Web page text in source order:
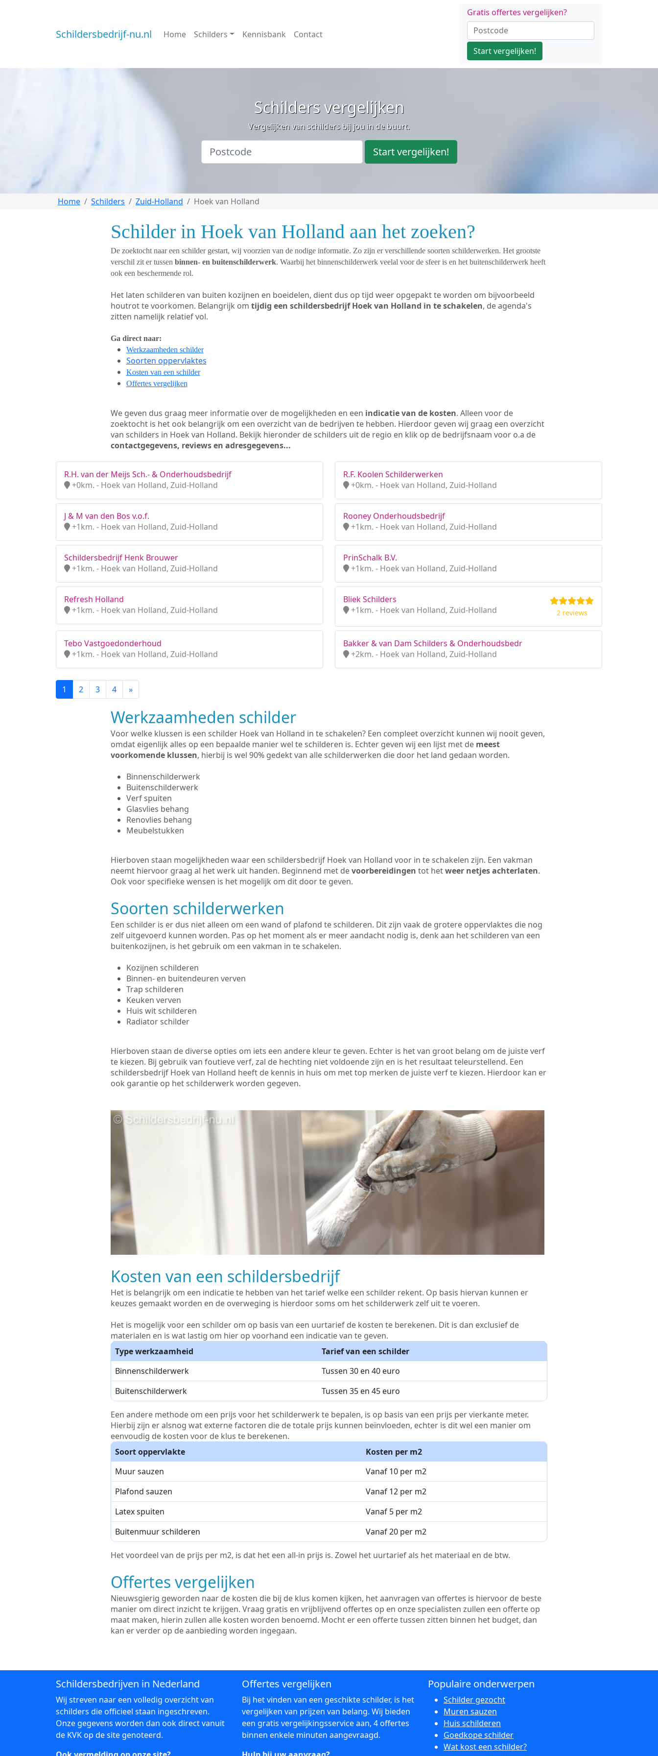
Schildersbedrijf-nu.nl Home Schilders Kennisbank Contact
Gratis offertes vergelijken?
Start vergelijken!
Schilders vergelijken
Vergelijken van schilders bij jou in de buurt.
Start vergelijken!
Home Schilders Zuid-Holland Hoek van Holland
Schilder in Hoek van Holland aan het zoeken?
De zoektocht naar een schilder gestart, wij voorzien van de nodige informatie. Zo zijn er verschillende soorten schilderwerken. Het grootste
verschil zit er tussen binnen- en buitenschilderwerk. Waarbij het binnenschilderwerk veelal voor de sfeer is en het buitenschilderwerk heeft
ook een beschermende rol.
Het laten schilderen van buiten kozijnen en boeidelen, dient dus op tijd weer opgepakt te worden om bijvoorbeeld
houtrot te voorkomen. Belangrijk om tijdig een schildersbedrijf Hoek van Holland in te schakelen, de agenda's
zitten namelijk relatief vol.
Ga direct naar:
Werkzaamheden schilder
Soorten oppervlaktes
Kosten van een schilder
Offertes vergelijken
We geven dus graag meer informatie over de mogelijkheden en een indicatie van de kosten. Alleen voor de
zoektocht is het ook belangrijk om een overzicht van de bedrijven te hebben. Hierdoor geven wij graag een overzicht
van schilders in Hoek van Holland. Bekijk hieronder de schilders uit de regio en klik op de bedrijfsnaam voor o.a de
contactgegevens, reviews en adresgegevens...
R.H. van der Meijs Sch.- & Onderhoudsbedrijf
+0km. - Hoek van Holland, Zuid-Holland
R.F. Koolen Schilderwerken
+0km. - Hoek van Holland, Zuid-Holland
J & M van den Bos v.o.f.
+1km. - Hoek van Holland, Zuid-Holland
Rooney Onderhoudsbedrijf
+1km. - Hoek van Holland, Zuid-Holland
Schildersbedrijf Henk Brouwer
+1km. - Hoek van Holland, Zuid-Holland
PrinSchalk B.V.
+1km. - Hoek van Holland, Zuid-Holland
Refresh Holland
+1km. - Hoek van Holland, Zuid-Holland
Bliek Schilders
+1km. - Hoek van Holland, Zuid-Holland
2 reviews
Tebo Vastgoedonderhoud
+1km. - Hoek van Holland, Zuid-Holland
Bakker & van Dam Schilders & Onderhoudsbedr
+2km. - Hoek van Holland, Zuid-Holland
1 2 3 4 »
Werkzaamheden schilder
Voor welke klussen is een schilder Hoek van Holland in te schakelen? Een compleet overzicht kunnen wij nooit geven,
omdat eigenlijk alles op een bepaalde manier wel te schilderen is. Echter geven wij een lijst met de meest
voorkomende klussen, hierbij is wel 90% gedekt van alle schilderwerken die door het land gedaan worden.
Binnenschilderwerk
Buitenschilderwerk
Verf spuiten
Glasvlies behang
Renovlies behang
Meubelstukken
Hierboven staan mogelijkheden waar een schildersbedrijf Hoek van Holland voor in te schakelen zijn. Een vakman
neemt hiervoor graag al het werk uit handen. Beginnend met devoorbereidingen tot hetweer netjes achterlaten.
Ook voor specifieke wensen is het mogelijk om dit door te geven.
Soorten schilderwerken
Een schilder is er dus niet alleen om een wand of plafond te schilderen. Dit zijn vaak de grotere oppervlaktes die nog
zelf uitgevoerd kunnen worden. Pas op het moment als er meer aandacht nodig is, denk aan het schilderen van een
buitenkozijnen, is het gebruik om een vakman in te schakelen.
Kozijnen schilderen
Binnen- en buitendeuren verven
Trap schilderen
Keuken verven
Huis wit schilderen
Radiator schilder
Hierboven staan de diverse opties om iets een andere kleur te geven. Echter is het van groot belang om de juiste verf
te kiezen. Bij gebruik van foutieve verf, zal de hechting niet voldoende zijn en is het resultaat teleurstellend. Een
schildersbedrijf Hoek van Holland heeft de kennis in huis om met top merken de juiste verf te kiezen. Hierdoor kan er
ook garantie op het schilderwerk worden gegeven.
Kosten van een schildersbedrijf
Het is belangrijk om een indicatie te hebben van het tarief welke een schilder rekent. Op basis hiervan kunnen er
keuzes gemaakt worden en de overweging is hierdoor soms om het schilderwerk zelf uit te voeren.
Het is mogelijk voor een schilder om op basis van een uurtarief de kosten te berekenen. Dit is dan exclusief de
materialen en is wat lastig om hier op voorhand een indicatie van te geven.
Type werkzaamheid
Tarief van een schilder
Binnenschilderwerk
Tussen 30 en 40 euro
Buitenschilderwerk
Tussen 35 en 45 euro
Een andere methode om een prijs voor het schilderwerk te bepalen, is op basis van een prijs per vierkante meter.
Hierbij zijn er alsnog wat externe factoren die de totale prijs kunnen beïnvloeden, echter is dit wel een manier om
eenvoudig de kosten voor de klus te berekenen.
Soort oppervlakte
Kosten per m2
Muur sauzen
Vanaf 10 per m2
Plafond sauzen
Vanaf 12 per m2
Latex spuiten
Vanaf 5 per m2
Buitenmuur schilderen
Vanaf 20 per m2
Het voordeel van de prijs per m2, is dat het een all-in prijs is. Zowel het uurtarief als het materiaal en de btw.
Offertes vergelijken
Nieuwsgierig geworden naar de kosten die bij de klus komen kijken, het aanvragen van offertes is hiervoor de beste
manier om direct inzicht te krijgen. Vraag gratis en vrijblijvend offertes op en onze specialisten zullen een offerte op
maat maken, hierin zullen alle kosten worden benoemd. Mocht er een offerte tussen zitten binnen het budget, dan
kan er verder op de aanbieding worden ingegaan.
Schildersbedrijven in Nederland
Wij streven naar een volledig overzicht van
schilders die officieel staan ingeschreven.
Onze gegevens worden dan ook direct vanuit
de KVK op de site genoteerd.
Offertes vergelijken
Bij het vinden van een geschikte schilder, is het
vergelijken van prijzen van belang. Wij bieden
een gratis vergelijkingsservice aan, 4 offertes
binnen enkele minuten aangevraagd.
Populaire onderwerpen
Schilder gezocht
Muren sauzen
Huis schilderen
Goedkope schilder
Wat kost een schilder?